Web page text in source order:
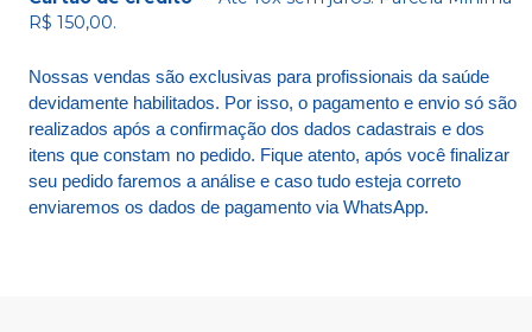
R$ 150,00.
Nossas vendas são exclusivas para profissionais da saúde
devidamente habilitados. Por isso, o pagamento e envio só são
realizados após a confirmação dos dados cadastrais e dos
itens que constam no pedido. Fique atento, após você finalizar
seu pedido faremos a análise e caso tudo esteja correto
enviaremos os dados de pagamento via WhatsApp.